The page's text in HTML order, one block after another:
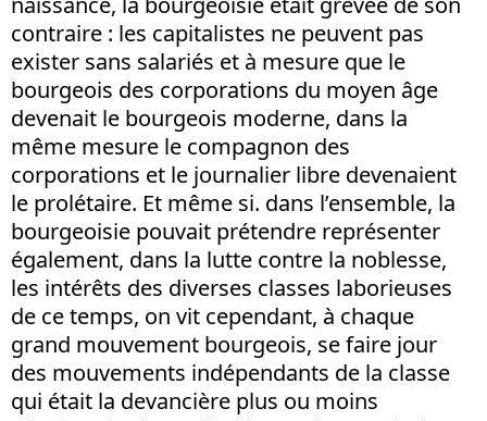
contraire : les capitalistes ne peuvent pas
exister sans salariés et à mesure que le
bourgeois des corporations du moyen âge
devenait le bourgeois moderne, dans la
même mesure le compagnon des
corporations et le journalier libre devenaient
le prolétaire. Et même si. dans l’ensemble, la
bourgeoisie pouvait prétendre représenter
également, dans la lutte contre la noblesse,
les intérêts des diverses classes laborieuses
de ce temps, on vit cependant, à chaque
grand mouvement bourgeois, se faire jour
des mouvements indépendants de la classe
qui était la devancière plus ou moins